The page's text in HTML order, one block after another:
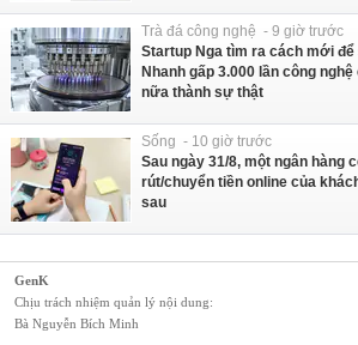
Trà đá công nghệ - 9 giờ trước
Startup Nga tìm ra cách mới
Nhanh gấp 3.000 lần công
nữa thành sự thật
Sống - 10 giờ trước
Sau ngày 31/8, một ngân hàng
rút/chuyển tiền online của
sau
GenK
Chịu trách nhiệm quản lý nội dung:
Bà Nguyễn Bích Minh